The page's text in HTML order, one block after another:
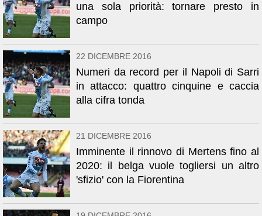
una sola priorità: tornare presto in
campo
22 DICEMBRE 2016
Numeri da record per il Napoli di Sarri
in attacco: quattro cinquine e caccia
alla cifra tonda
21 DICEMBRE 2016
Imminente il rinnovo di Mertens fino al
2020: il belga vuole togliersi un altro
'sfizio' con la Fiorentina